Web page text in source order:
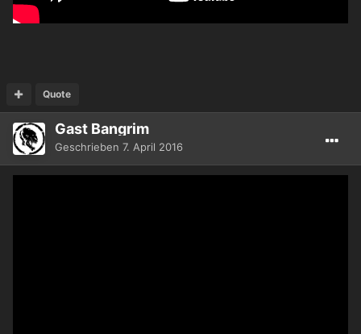
Quote
Gast Bangrim
Geschrieben 7. April 2016